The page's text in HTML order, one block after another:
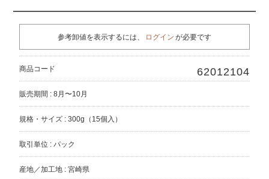
参考卸値を表示するには、 ログイン が必要です
商品コード 62012104
販売期間 : 8月〜10月
規格・サイズ : 300g（15個入）
取引単位 : パック
産地／加工地 : 宮崎県